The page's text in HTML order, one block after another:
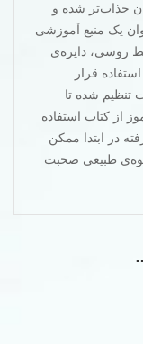
جذاب‌تر شده و
یک منبع آموزشی
روسی، دایره‌ی
قرار
شده تا
از کتاب استفاده
در ابتدا ممکن
طبیعی صحبت